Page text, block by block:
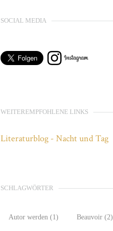
SOCIAL MEDIA
WEITEREMPFOHLENE LINKS
Literaturblog - Nacht und Tag
SCHLAGWÖRTER
Autor werden (1) Beauvoir (2)